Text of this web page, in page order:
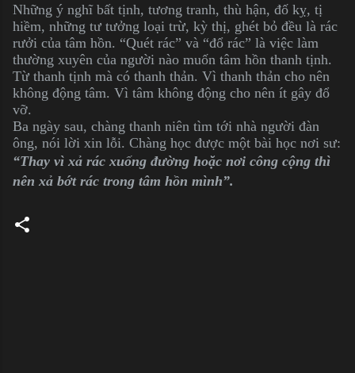
Những ý nghĩ bất tịnh, tương tranh, thù hận, đố kỵ, tị
hiềm, những tư tưởng loại trừ, kỳ thị, ghét bỏ đều là rác
rưởi của tâm hồn. “Quét rác” và “đổ rác” là việc làm
thường xuyên của người nào muốn tâm hồn thanh tịnh.
Từ thanh tịnh mà có thanh thản. Vì thanh thản cho nên
không động tâm. Vì tâm không động cho nên ít gây đổ
vỡ.
Ba ngày sau, chàng thanh niên tìm tới nhà người đàn
ông, nói lời xin lỗi. Chàng học được một bài học nơi sư:
“Thay vì xả rác xuống đường hoặc nơi công cộng thì
nên xả bớt rác trong tâm hồn mình”.